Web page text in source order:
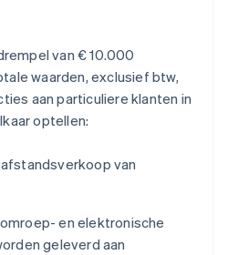
van € 10.000
waarden, exclusief btw,
aan particuliere klanten in
optellen:
van
en elektronische
geleverd aan